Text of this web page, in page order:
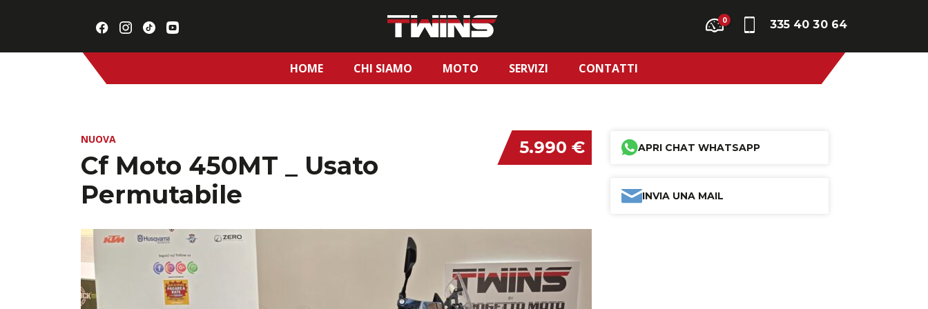
335 40 30 64
0
HOME CHI SIAMO MOTO SERVIZI CONTATTI
NUOVA
Cf Moto 450MT _ Usato
Permutabile
5.990 € APRI CHAT WHATSAPP
INVIA UNA MAIL